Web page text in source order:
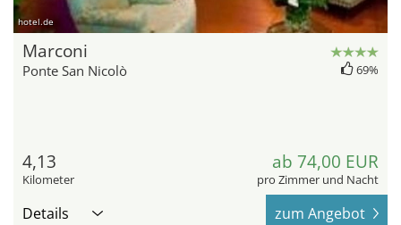
hotel.de
Marconi
Ponte San Nicolò 69%
4,13
Kilometer
ab 74,00 EUR
pro Zimmer und Nacht
Details zum Angebot